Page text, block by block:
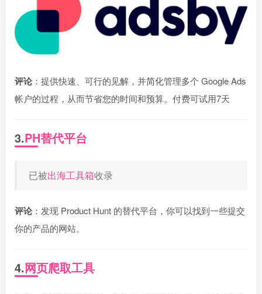
评论：提供快速、可行的见解，并简化管理多个 Google Ads
帐户的过程，从而节省您的时间和预算。付费可试用7天
3.PH替代平台
已被出海工具箱收录
评论：发现 Product Hunt 的替代平台，你可以找到一些提交
你的产品的网站。
4.网页爬取工具